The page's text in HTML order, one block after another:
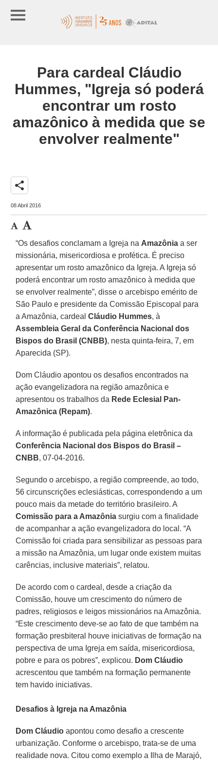
Para cardeal Cláudio
Hummes, "Igreja só poderá
encontrar um rosto
amazônico à medida que se
envolver realmente"
share
08 Abril 2016
“Os desafios conclamam a Igreja na Amazônia a ser
missionária, misericordiosa e profética. É preciso
apresentar um rosto amazônico da Igreja. A Igreja só
poderá encontrar um rosto amazônico à medida que
se envolver realmente”, disse o arcebispo emérito de
São Paulo e presidente da Comissão Episcopal para
a Amazônia, cardealCláudio Hummes, à
Assembleia Geral da Conferência Nacional dos
Bispos do Brasil (CNBB), nesta quinta-feira, 7, em
Aparecida (SP).
Dom Cláudio apontou os desafios encontrados na
ação evangelizadora na região amazônica e
apresentou os trabalhos da Rede Eclesial Pan-
Amazônica (Repam).
A informação é publicada pela página eletrônica da
Conferência Nacional dos Bispos do Brasil –
CNBB, 07-04-2016.
Segundo o arcebispo, a região compreende, ao todo,
56 circunscrições eclesiásticas, correspondendo a um
pouco mais da metade do território brasileiro. A
Comissão para a Amazônia surgiu com a finalidade
de acompanhar a ação evangelizadora do local. “A
Comissão foi criada para sensibilizar as pessoas para
a missão na Amazônia, um lugar onde existem muitas
carências, inclusive materiais”, relatou.
De acordo com o cardeal, desde a criação da
Comissão, houve um crescimento do número de
padres, religiosos e leigos missionários na Amazônia.
“Este crescimento deve-se ao fato de que também na
formação presbiteral houve iniciativas de formação na
perspectiva de uma Igreja em saída, misericordiosa,
pobre e para os pobres”, explicou. Dom Cláudio
acrescentou que também na formação permanente
tem havido iniciativas.
Desafios à Igreja na Amazônia
Dom Cláudio apontou como desafio a crescente
urbanização. Conforme o arcebispo, trata-se de uma
realidade nova. Citou como exemplo a Ilha de Marajó,